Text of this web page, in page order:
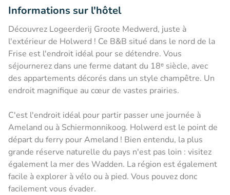
Informations sur l'hôtel
Découvrez Logeerderij Groote Medwerd, juste à
l'extérieur de Holwerd ! Ce B&B situé dans le nord de la
Frise est l'endroit idéal pour se détendre. Vous
séjournerez dans une ferme datant du 18ᵉ siècle, avec
des appartements décorés dans un style champêtre. Un
endroit magnifique au cœur de vastes prairies.
C'est l'endroit idéal pour partir passer une journée à
Ameland ou à Schiermonnikoog. Holwerd est le point de
départ du ferry pour Ameland ! Bien entendu, la plus
grande réserve naturelle du pays n'est pas loin : visitez
également la mer des Wadden. La région est également
facile à explorer à vélo ou à pied. Vous pouvez donc
facilement vous évader.